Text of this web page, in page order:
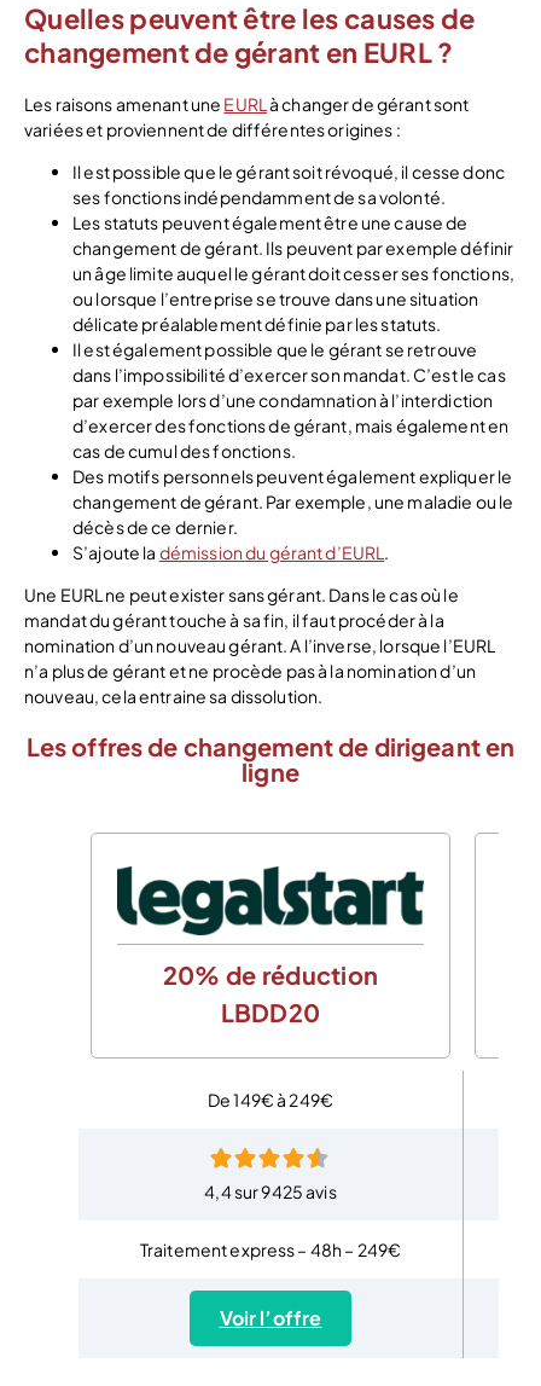
Quelles peuvent être les causes de
changement de gérant en EURL ?
Les raisons amenant une EURL à changer de gérant sont
variées et proviennent de différentes origines :
Il est possible que le gérant soit révoqué, il cesse donc
ses fonctions indépendamment de sa volonté.
Les statuts peuvent également être une cause de
changement de gérant. Ils peuvent par exemple définir
un âge limite auquel le gérant doit cesser ses fonctions,
ou lorsque l’entreprise se trouve dans une situation
délicate préalablement définie par les statuts.
Il est également possible que le gérant se retrouve
dans l’impossibilité d’exercer son mandat. C’est le cas
par exemple lors d’une condamnation à l’interdiction
d’exercer des fonctions de gérant, mais également en
cas de cumul des fonctions.
Des motifs personnels peuvent également expliquer le
changement de gérant. Par exemple, une maladie ou le
décès de ce dernier.
S’ajoute la démission du gérant d’EURL
Une EURL ne peut exister sans gérant. Dans le cas où le
mandat du gérant touche à sa fin, il faut procéder à la
nomination d’un nouveau gérant. A l’inverse, lorsque l’EURL
n’a plus de gérant et ne procède pas à la nomination d’un
nouveau, cela entraine sa dissolution.
Les offres de changement de dirigeant en
ligne
20% de réduction
LBDD20
De 149€ à 249€
4,4 sur 9425 avis
Traitement express – 48h – 249€
Voir l’offre